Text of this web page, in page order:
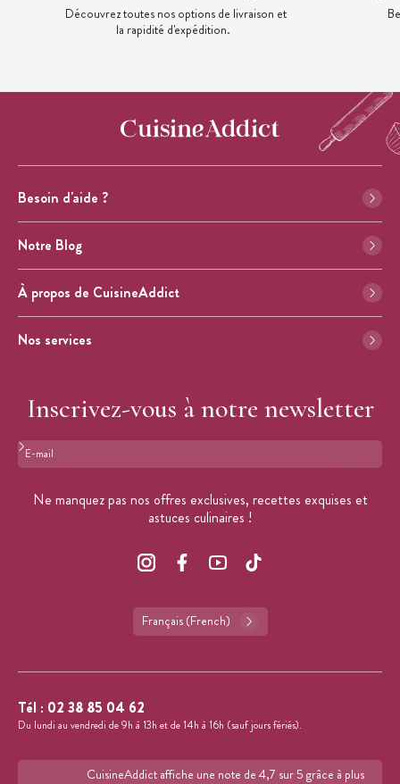
Découvrez toutes nos options de livraison et
la rapidité d'expédition.
Besoin d'aide ?
Notre Blog
À propos de CuisineAddict
Nos services
Inscrivez-vous à notre newsletter
Format : adresse@email.com
Ne manquez pas nos offres exclusives, recettes exquises et
astuces culinaires !
Français (French)
Tél : 02 38 85 04 62
Du lundi au vendredi de 9h à 13h et de 14h à 16h (sauf jours fériés).
CuisineAddict affiche une note de 4,7 sur 5 grâce à plus